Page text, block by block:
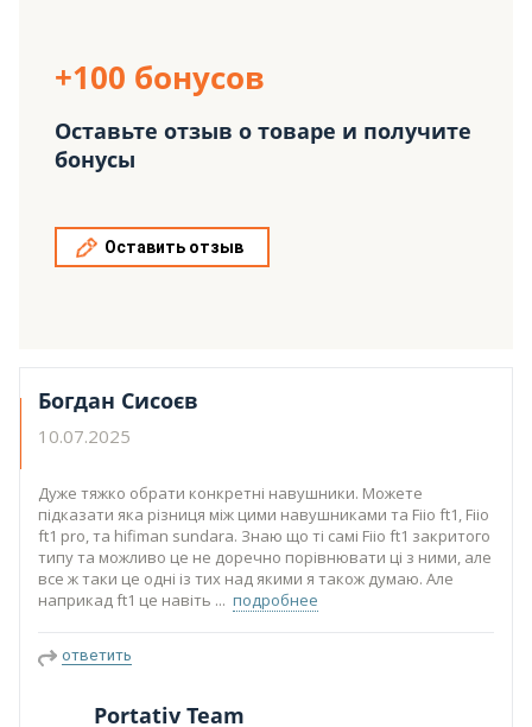
+100 бонусов
Оставьте отзыв о товаре и получите
бонусы
Оставить отзыв
Богдан Сисоєв
10.07.2025
Дуже тяжко обрати конкретні навушники. Можете
підказати яка різниця між цими навушниками та Fiio ft1, Fiio
ft1 pro, та hifiman sundara. Знаю що ті самі Fiio ft1 закритого
типу та можливо це не доречно порівнювати ці з ними, але
все ж таки це одні із тих над якими я також думаю. Але
наприкад ft1 це навіть
подробнее
ответить
Portativ Team